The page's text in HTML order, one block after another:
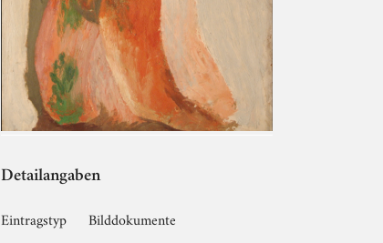
Detailangaben
Eintragstyp
Bilddokumente